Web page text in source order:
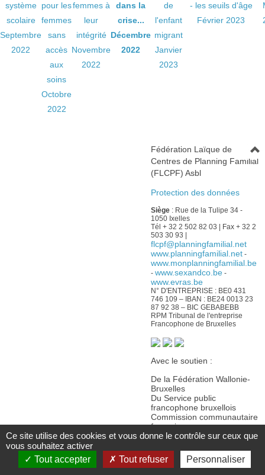
système
scolaire
Septembre
2022
pour les
femmes
sans
accès
aux
soins
Octobre
2022
femmes à
leur
intégrité
Novembre
2022
dans la
crise...
Décembre
2022
de
l'enfant
migrant
Janvier
2023
- les seuils d'âge
Février 2023
Fédération Laïque de
Centres de Planning Familial
(FLCPF) Asbl
Protection des données
Siège: Rue de la Tulipe 34 -
1050 Ixelles
Tél + 32 2 502 82 03 | Fax + 32 2
503 30 93 |
flcpf@planningfamilial.net
www.planningfamilial.net-
www.monplanningfamilial.be
- www.sexandco.be-
www.evras.be
N° D'ENTREPRISE : BE0 431
746 109 – IBAN : BE24 0013 23
87 92 38 – BIC GEBABEBB
RPM Tribunal de l'entreprise
Francophone de Bruxelles
Avec le soutien :
De la Fédération Wallonie-
Bruxelles
Du Service public
francophone bruxellois
Commission communautaire
française
De la Wallonie
Ce site utilise des cookies et vous donne le contrôle sur ceux que
vous souhaitez activer
Tout accepter
Tout refuser Personnaliser